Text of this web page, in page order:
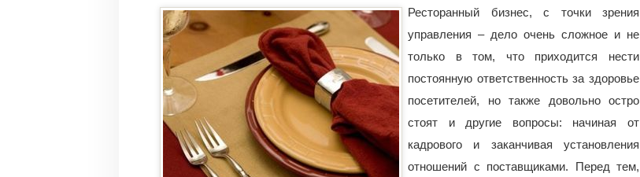
Ресторанный бизнес, с точки зрения
управления – дело очень сложное и не
только в том, что приходится нести
постоянную ответственность за здоровье
посетителей, но также довольно остро
стоят и другие вопросы: начиная от
кадрового и заканчивая установления
отношений с поставщиками. Перед тем,